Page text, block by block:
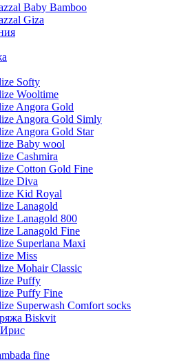
Baby Bamboo
Giza
Softy
Wooltime
Angora Gold
Angora Gold Simly
Angora Gold Star
Baby wool
Cashmira
Cotton Gold Fine
Diva
Kid Royal
Lanagold
Lanagold 800
Lanagold Fine
Superlana Maxi
Miss
Mohair Classic
Puffy
Puffy Fine
Superwash Comfort socks
Biskvit
fine